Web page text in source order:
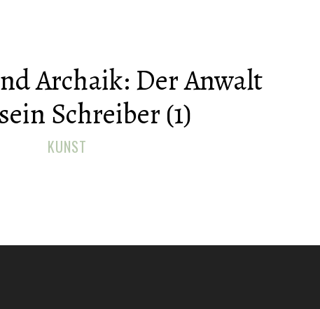
Archaik: Der Anwalt
Schreiber (1)
KUNST